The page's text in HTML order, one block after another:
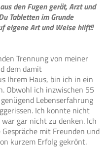
den Fugen gerät, Arzt und
Tabletten im Grunde
eigene Art und Weise hilft!!
Trennung von meiner
dem damit
Ihrem Haus, bin ich in ein
Obwohl ich inzwischen 55
Lebenserfahrung
Ich konnte nicht
gar nicht zu denken. Ich
mit Freunden und
kurzem Erfolg gekrönt.